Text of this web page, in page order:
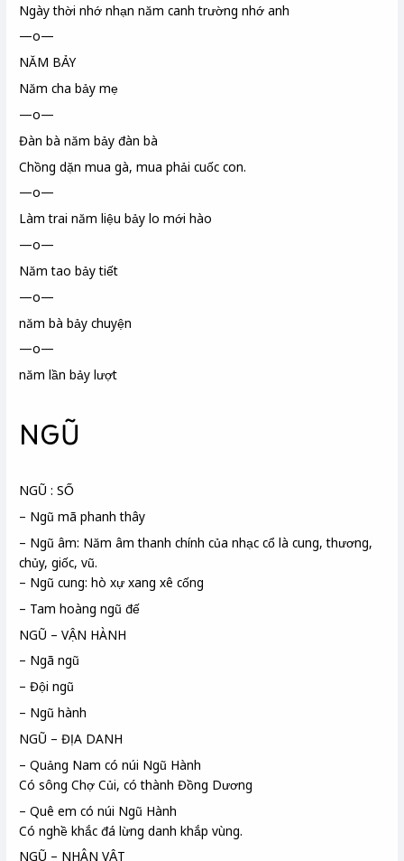
Ngày thời nhớ nhạn năm canh trường nhớ anh
—o—
NĂM BẢY
Năm cha bảy mẹ
—o—
Đàn bà năm bảy đàn bà
Chồng dặn mua gà, mua phải cuốc con.
—o—
Làm trai năm liệu bảy lo mới hào
—o—
Năm tao bảy tiết
—o—
năm bà bảy chuyện
—o—
năm lần bảy lượt
NGŨ
NGŨ : SỐ
– Ngũ mã phanh thây
– Ngũ âm: Năm âm thanh chính của nhạc cổ là cung, thương,
chủy, giốc, vũ.
– Ngũ cung: hò xự xang xê cống
– Tam hoàng ngũ đế
NGŨ – VẬN HÀNH
– Ngã ngũ
– Đội ngũ
– Ngũ hành
NGŨ – ĐỊA DANH
– Quảng Nam có núi Ngũ Hành
Có sông Chợ Củi, có thành Đồng Dương
– Quê em có núi Ngũ Hành
Có nghề khắc đá lừng danh khắp vùng.
NGŨ – NHÂN VẬT